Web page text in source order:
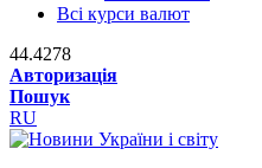
Всі курси валют
44.4278
Авторизація
Пошук
RU